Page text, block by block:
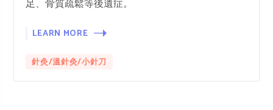
足、骨質疏鬆等後遺症。
LEARN MORE
針灸/溫針灸/小針刀